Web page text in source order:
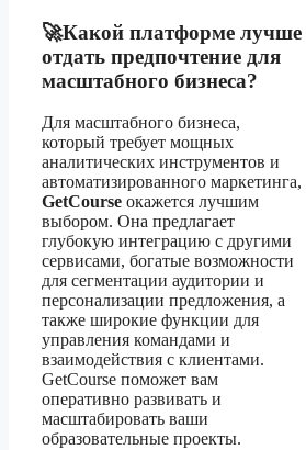
🚀Какой платформе лучше
отдать предпочтение для
масштабного бизнеса?
Для масштабного бизнеса,
который требует мощных
аналитических инструментов и
автоматизированного маркетинга,
GetCourse окажется лучшим
выбором. Она предлагает
глубокую интеграцию с другими
сервисами, богатые возможности
для сегментации аудитории и
персонализации предложения, а
также широкие функции для
управления командами и
взаимодействия с клиентами.
GetCourse поможет вам
оперативно развивать и
масштабировать ваши
образовательные проекты.